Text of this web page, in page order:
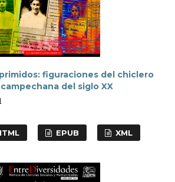
figuraciones del chiclero
del siglo XX
EPUB XML